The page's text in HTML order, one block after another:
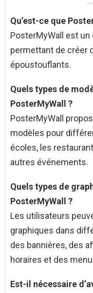
Qu’est-ce que
PosterMyWall est
permettant de créer
époustouflants.
Quels types de
PosterMyWall ?
PosterMyWall
modèles pour
écoles, les
autres événements.
Quels types de
PosterMyWall ?
Les utilisateurs
graphiques dans
des bannières, des
horaires et des
Est-il nécessaire